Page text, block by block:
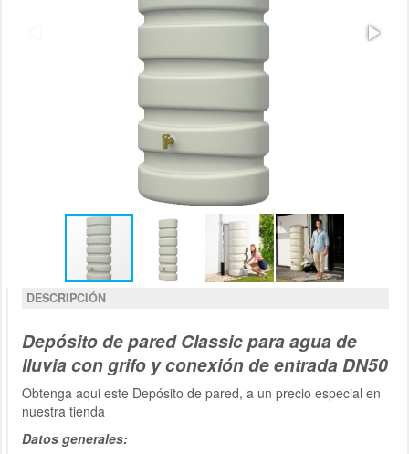
DESCRIPCIÓN
Depósito de pared Classic para agua de
lluvia con grifo y conexión de entrada DN50
Obtenga aqui este Depósito de pared, a un precio especial en
nuestra tienda
Datos generales: